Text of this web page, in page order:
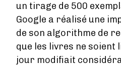
un tirage de 500
Google a réalisé une
de son algorithme de
que les livres ne soient
jour modifiait